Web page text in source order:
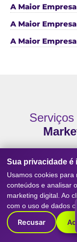
A Maior
A Maior
A Maior
Evolution
digital, SEO,
leads e
Sua privacidade é
Usamos cookies
conteúdos e analisar
marketing digital. Ao
com o uso de dados
Recusar